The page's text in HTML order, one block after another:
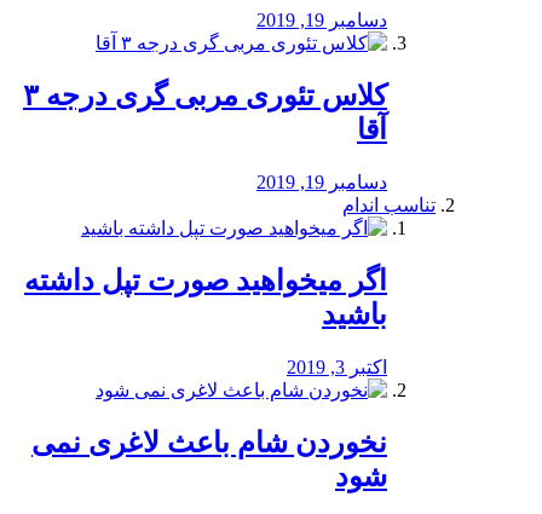
دسامبر 19, 2019
کلاس تئوری مربی گری درجه ۳
آقا
دسامبر 19, 2019
تناسب اندام
اگر میخواهید صورت تپل داشته
باشید
اکتبر 3, 2019
نخوردن شام باعث لاغری نمی
‌شود